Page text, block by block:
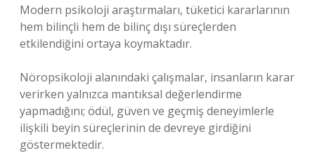
Modern psikoloji araştırmaları, tüketici kararlarının
hem bilinçli hem de bilinç dışı süreçlerden
etkilendiğini ortaya koymaktadır.
Nöropsikoloji alanındaki çalışmalar, insanların karar
verirken yalnızca mantıksal değerlendirme
yapmadığını; ödül, güven ve geçmiş deneyimlerle
ilişkili beyin süreçlerinin de devreye girdiğini
göstermektedir.